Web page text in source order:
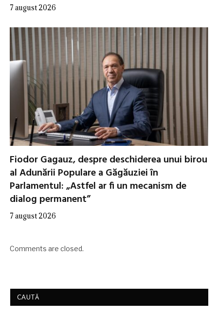
7 august 2026
Fiodor Gagauz, despre deschiderea unui birou
al Adunării Populare a Găgăuziei în
Parlamentul: „Astfel ar fi un mecanism de
dialog permanent”
7 august 2026
Comments are closed.
CAUTĂ